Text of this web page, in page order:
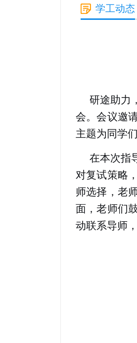
学工动态
研途助力
会。会议邀
主题为同学
在本次指
对复试策略
师选择，老
面，老师们
动联系导师